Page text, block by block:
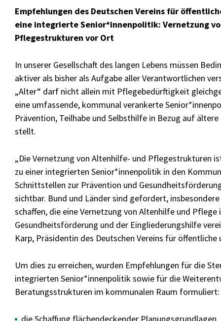
Empfehlungen des Deutschen Vereins für
eine integrierte Senior*innenpolitik: Vernetzung
Pflegestrukturen vor Ort
In unserer Gesellschaft des langen Lebens müssen
aktiver als bisher als Aufgabe aller Verantwortlichen
„Alter“ darf nicht allein mit Pflegebedürftigkeit
eine umfassende, kommunal verankerte
Prävention, Teilhabe und Selbsthilfe in Bezug auf
stellt.
„Die Vernetzung von Altenhilfe- und Pflegestrukturen
zu einer integrierten Senior*innenpolitik in den
Schnittstellen zur Prävention und
sichtbar. Bund und Länder sind gefordert,
schaffen, die eine Vernetzung von Altenhilfe und
Gesundheitsförderung und der Eingliederungshilfe
Karp, Präsidentin des Deutschen Vereins für öffentliche
Um dies zu erreichen, wurden Empfehlungen für die
integrierten Senior*innenpolitik sowie für die
Beratungsstrukturen im kommunalen Raum formuliert:
die Schaffung flächendeckender Planungsgrundlagen